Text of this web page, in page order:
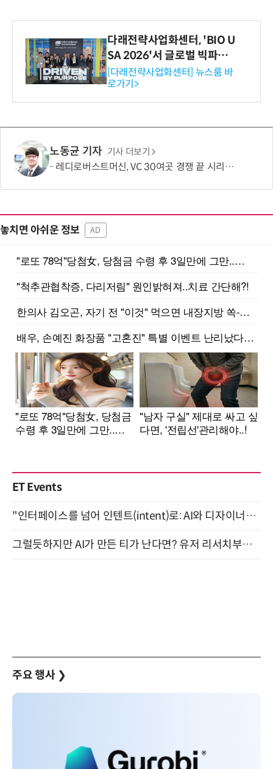
다래전략사업화센터, 'BIO U
SA 2026'서 글로벌 빅파마
와의 비즈니스 미팅 지원…K
-바이오 해외 진출 교두보 확
보
[다래전략사업화센터] 뉴스룸 바
로가기>
노동균 기자 기사 더보기
레디로버스트머신, VC 30여곳 경쟁 끝 시리즈B 134억 유치…누적 229억
놓치면 아쉬운 정보 AD
ET Events
"인터페이스를 넘어 인텐트(intent)로: AI와 디자이너가 함께 만드는 공존의 UX" 강남역 (9/2)
그럴듯하지만 AI가 만든 티가 난다면? 유저 리서치부터 배포까지! (9/15)
주요 행사 ❯